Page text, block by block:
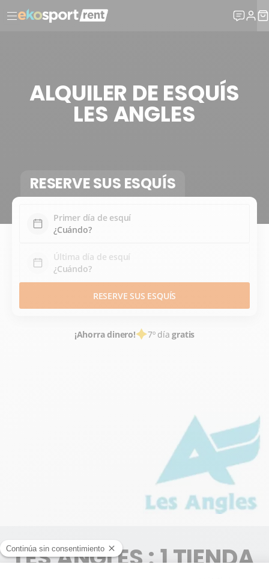
ALQUILER DE ESQUÍS
LES ANGLES
RESERVE SUS ESQUÍS
Primer día de esquí
Última día de esquí
RESERVE SUS ESQUÍS
¡Ahorra dinero! 7º díagratis
LES ANGLES : 1 TIENDA